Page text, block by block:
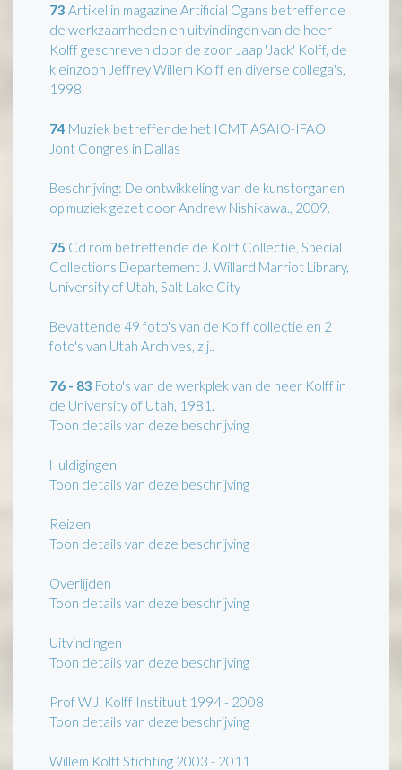
73 Artikel in magazine Artificial Ogans betreffende
de werkzaamheden en uitvindingen van de heer
Kolff geschreven door de zoon Jaap 'Jack' Kolff, de
kleinzoon Jeffrey Willem Kolff en diverse collega's,
1998.
74 Muziek betreffende het ICMT ASAIO-IFAO
Jont Congres in Dallas
Beschrijving: De ontwikkeling van de kunstorganen
op muziek gezet door Andrew Nishikawa., 2009.
75 Cd rom betreffende de Kolff Collectie, Special
Collections Departement J. Willard Marriot Library,
University of Utah, Salt Lake City
Bevattende 49 foto's van de Kolff collectie en 2
foto's van Utah Archives, z.j..
76 - 83 Foto's van de werkplek van de heer Kolff in
de University of Utah, 1981.
Toon details van deze beschrijving
Huldigingen
Toon details van deze beschrijving
Reizen
Toon details van deze beschrijving
Overlijden
Toon details van deze beschrijving
Uitvindingen
Toon details van deze beschrijving
Prof W.J. Kolff Instituut 1994 - 2008
Toon details van deze beschrijving
Willem Kolff Stichting 2003 - 2011